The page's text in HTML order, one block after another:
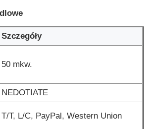
Szczegóły
50 mkw.
NEDOTIATE
T/T, L/C, PayPal, Western Union